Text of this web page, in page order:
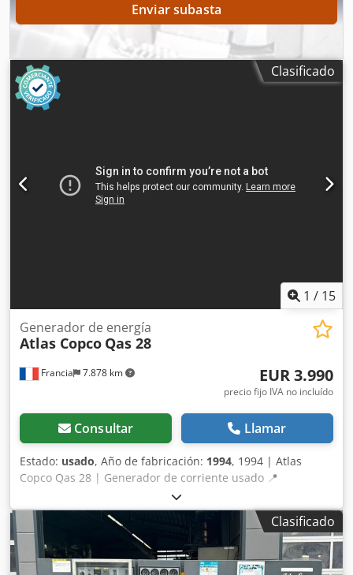
Enviar subasta
Clasificado
1 / 15
Francia 7.878 km
Generador de energía
Atlas Copco Qas 28
EUR 3.990
precio fijo IVA no incluído
Consultar Llamar
Estado: usado, Año de fabricación: 1994, 1994 | Atlas
Copco Qas 28 | Generador de corriente usado 📍
Ubicación: Francia 🚛 Entrega disponible en su destino –
¡Utilice nuestra calculadora de envíos para estimar los
costes de transporte! 💰 Cómprelo ahora por 4.000 EUR o
haga una oferta. Pago a la entrega disponible por una
tarifa asequible (sujeto a aprobación)* 👷‍♂️ Inspeccionado
Clasificado